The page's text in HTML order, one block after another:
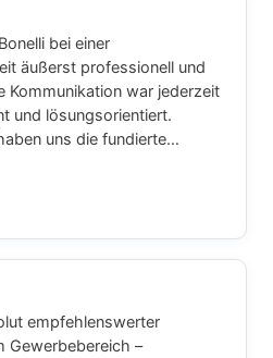
bei einer
äußerst professionell und
Kommunikation war jederzeit
und lösungsorientiert.
uns die fundierte
Verständnis für die
Wir haben uns während
bestens betreut gefühlt
uneingeschränkt
Dank für die hervorragende
empfehlenswerter
Gewerbebereich –